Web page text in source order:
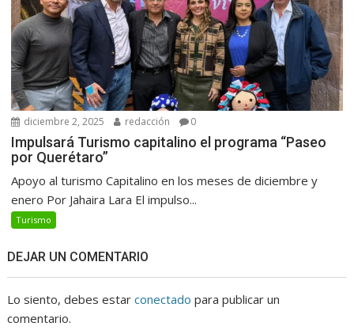
diciembre 2, 2025 redacción 0
Impulsará Turismo capitalino el programa “Paseo
por Querétaro”
Apoyo al turismo Capitalino en los meses de diciembre y
enero Por Jahaira Lara El impulso...
Turismo
DEJAR UN COMENTARIO
Lo siento, debes estarconectado para publicar un
comentario.